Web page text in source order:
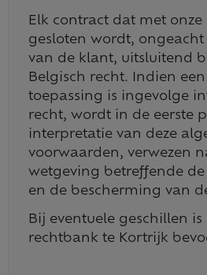
Elk contract dat met
gesloten wordt,
van de klant, uitsluitend
Belgisch recht. Indien
toepassing is ingevolge
recht, wordt in de eerste
interpretatie van deze
voorwaarden, verwezen
wetgeving betreffende
en de bescherming van
Bij eventuele geschillen
rechtbank te Kortrijk